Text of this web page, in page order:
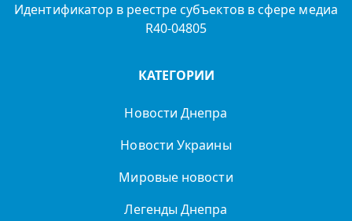
Идентификатор в реестре субъектов в сфере медиа
R40-04805
КАТЕГОРИИ
Новости Днепра
Новости Украины
Мировые новости
Легенды Днепра